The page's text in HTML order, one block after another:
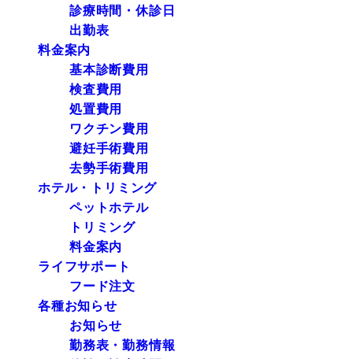
診療時間・休診日
出勤表
料金案内
基本診断費用
検査費用
処置費用
ワクチン費用
避妊手術費用
去勢手術費用
ホテル・トリミング
ペットホテル
トリミング
料金案内
ライフサポート
フード注文
各種お知らせ
お知らせ
勤務表・勤務情報